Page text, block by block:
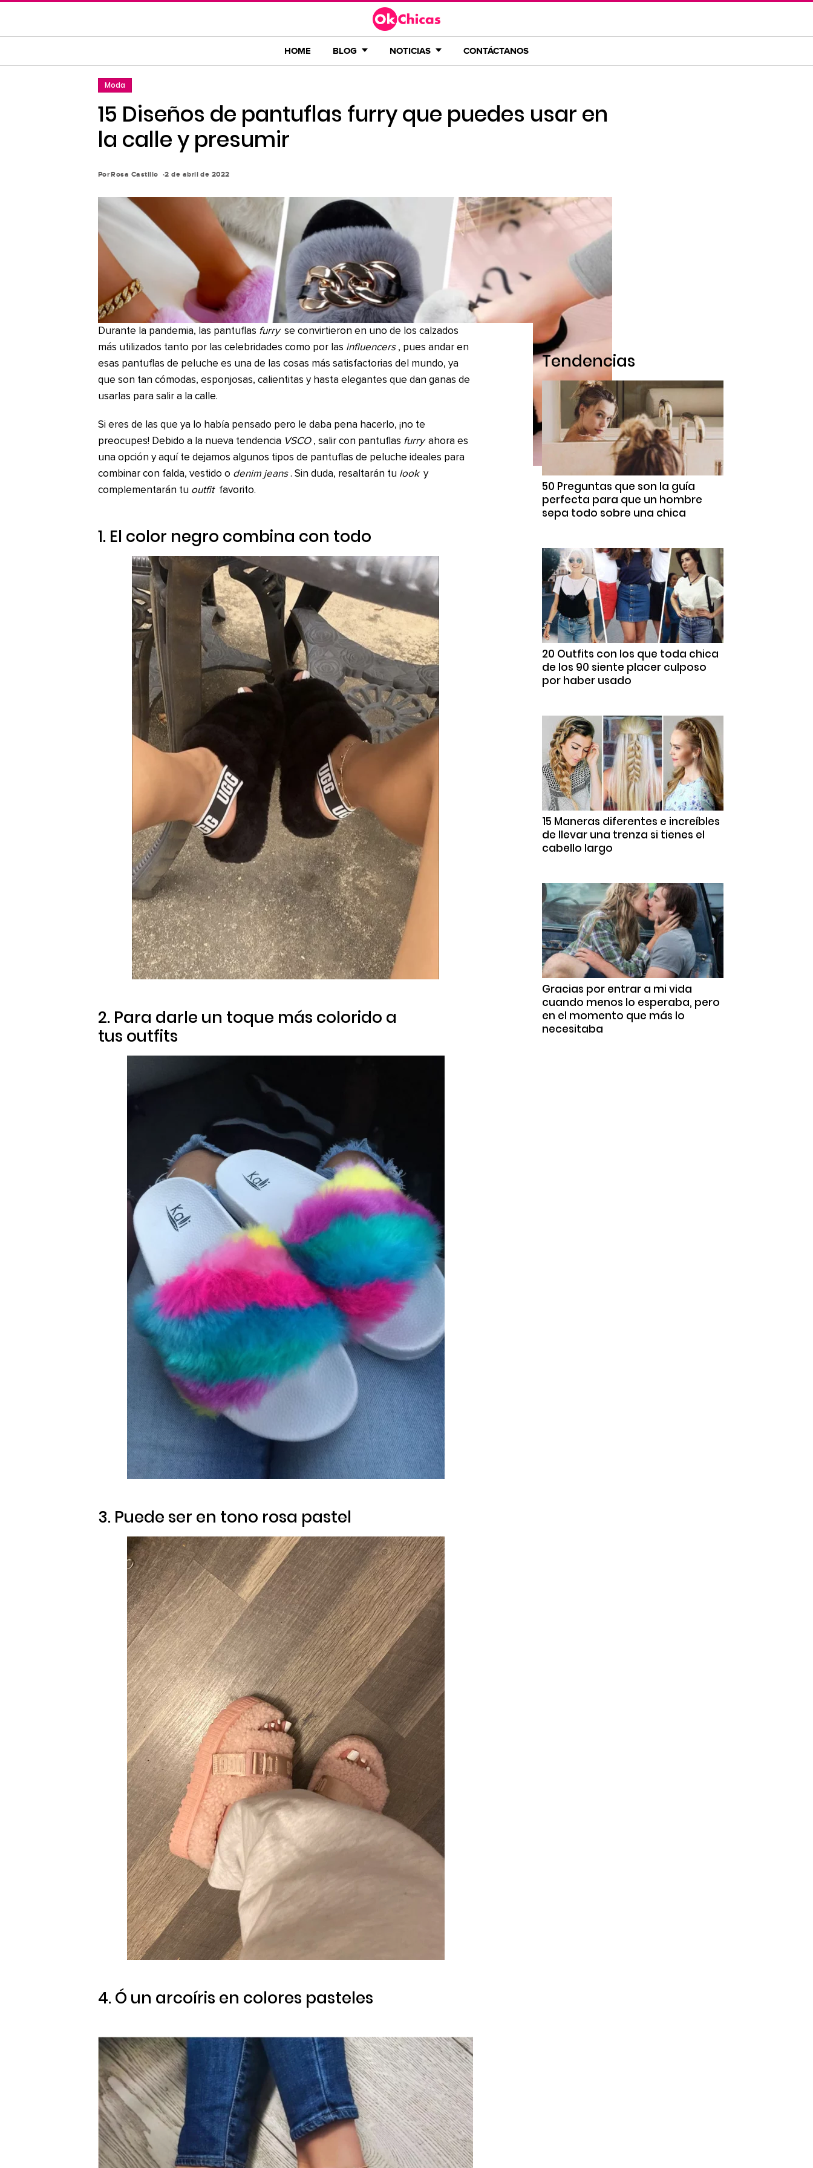
contenido
HOME BLOG NOTICIAS CONTÁCTANOS
Moda
15 Diseños de pantuflas furry que puedes usar en
la calle y presumir
PorRosa Castillo 2 de abril de 2022
Durante la pandemia, las pantuflas furry se convirtieron en uno de los calzados
más utilizados tanto por las celebridades como por las influencers , pues andar en
esas pantuflas de peluche es una de las cosas más satisfactorias del mundo, ya
que son tan cómodas, esponjosas, calientitas y hasta elegantes que dan ganas de
usarlas para salir a la calle.
Si eres de las que ya lo había pensado pero le daba pena hacerlo, ¡no te
preocupes! Debido a la nueva tendencia VSCO , salir con pantuflas furry ahora es
una opción y aquí te dejamos algunos tipos de pantuflas de peluche ideales para
combinar con falda, vestido o denim jeans . Sin duda, resaltarán tu look y
complementarán tu outfit favorito.
1. El color negro combina con todo
2. Para darle un toque más colorido a
tus outfits
3. Puede ser en tono rosa pastel
4. Ó un arcoíris en colores pasteles
Tendencias
50 Preguntas que son la guía
perfecta para que un hombre
sepa todo sobre una chica
20 Outfits con los que toda chica
de los 90 siente placer culposo
por haber usado
15 Maneras diferentes e increíbles
de llevar una trenza si tienes el
cabello largo
Gracias por entrar a mi vida
cuando menos lo esperaba, pero
en el momento que más lo
necesitaba